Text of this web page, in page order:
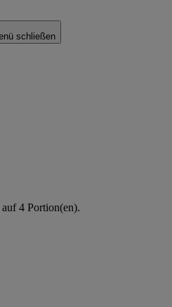
schließen
auf4 Portion(en).